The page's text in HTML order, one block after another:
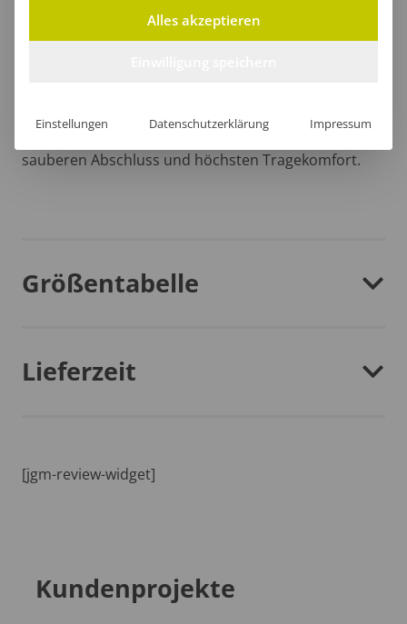
Der untere Saum dieses T-Shirts sorgt für einen
sauberen Abschluss und höchsten Tragekomfort.
Größentabelle
Lieferzeit
[jgm-review-widget]
Kundenprojekte
Alles akzeptieren
Einstellungen Datenschutzerklärung Impressum